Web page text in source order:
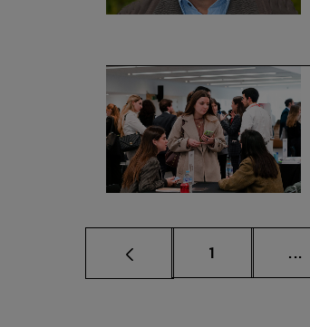
Página
1 ...